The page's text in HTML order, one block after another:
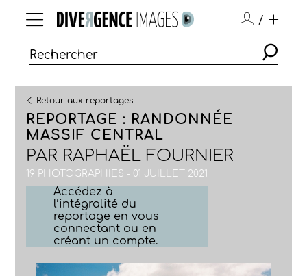
/
Retour aux reportages
REPORTAGE : RANDONNÉE
MASSIF CENTRAL
PAR RAPHAËL FOURNIER
19 PHOTOGRAPHIES - 01 JUILLET 2021
Accédez à
l’intégralité du
reportage en vous
connectant ou en
créant un compte.